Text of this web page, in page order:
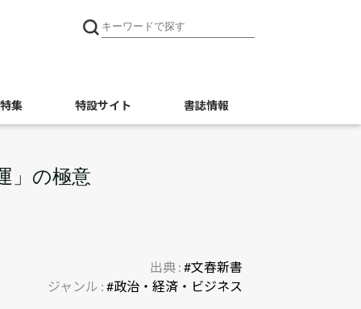
特集 特設サイト 書誌情報
」の極意
出典 : #文春新書
ジャンル : #政治・経済・ビジネス